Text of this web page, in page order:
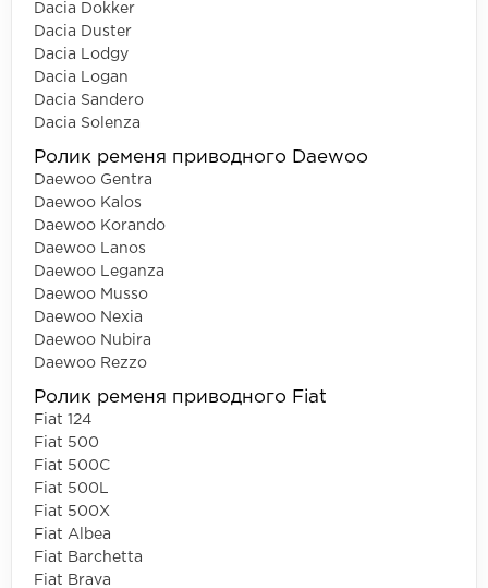
Dacia Dokker
Dacia Duster
Dacia Lodgy
Dacia Logan
Dacia Sandero
Dacia Solenza
Ролик ременя приводного Daewoo
Daewoo Gentra
Daewoo Kalos
Daewoo Korando
Daewoo Lanos
Daewoo Leganza
Daewoo Musso
Daewoo Nexia
Daewoo Nubira
Daewoo Rezzo
Ролик ременя приводного Fiat
Fiat 124
Fiat 500
Fiat 500C
Fiat 500L
Fiat 500X
Fiat Albea
Fiat Barchetta
Fiat Brava